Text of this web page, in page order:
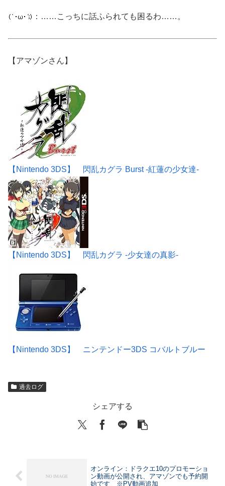
：……こっちに話ふられても困るわ……。
【アマゾンさん】
【Nintendo 3DS】 閃乱カグラ Burst -紅蓮の少女達-
【Nintendo 3DS】 閃乱カグラ -少女達の真影-
【Nintendo 3DS】 ニンテンドー3DS コバルトブルー
過去ログ
シェアする
オンライン：ドラクエ10のプロモーショ
ン動画が公開され、アマゾンでも予約開
始です ※PV動画追加